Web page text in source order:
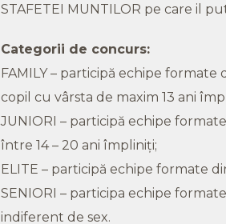
STAFETEI MUNTILOR pe care il
Categorii de concurs:
FAMILY – participă echipe
copil cu vârsta de maxim 13 ani
JUNIORI – participă echipe
între 14 – 20 ani împliniţi;
ELITE – participă echipe formate
SENIORI – participa echipe
indiferent de sex.